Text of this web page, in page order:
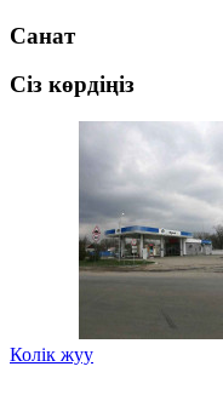
Санат
Сіз көрдіңіз
Колiк жуу